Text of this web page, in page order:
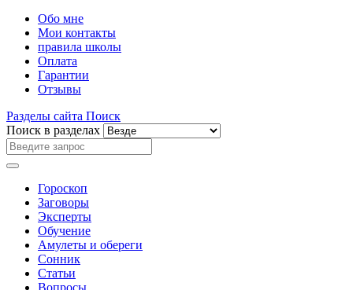
Обо мне
Мои контакты
правила школы
Оплата
Гарантии
Отзывы
Разделы сайта Поиск
Поиск в разделах
Гороскоп
Заговоры
Эксперты
Обучение
Амулеты и обереги
Сонник
Статьи
Вопросы